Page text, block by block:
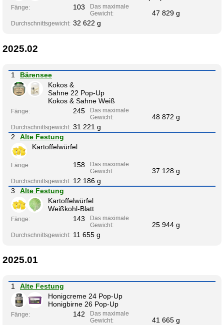
Fänge: 103
Das maximale
Gewicht:
47 829 g
Durchschnittsgewicht: 32 622 g
2025.02
1
Bärensee
Kokos &
Sahne 22 Pop-Up
Kokos & Sahne Weiß
Fänge: 245
Das maximale
Gewicht:
48 872 g
Durchschnittsgewicht: 31 221 g
2
Alte Festung
Kartoffelwürfel
Fänge: 158
Das maximale
Gewicht:
37 128 g
Durchschnittsgewicht: 12 186 g
3
Alte Festung
Kartoffelwürfel
Weißkohl-Blatt
Fänge: 143
Das maximale
Gewicht:
25 944 g
Durchschnittsgewicht: 11 655 g
2025.01
1
Alte Festung
Honigcreme 24 Pop-Up
Honigbirne 26 Pop-Up
Fänge: 142
Das maximale
Gewicht:
41 665 g